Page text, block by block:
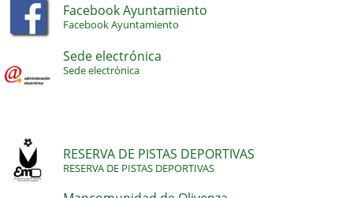
Facebook Ayuntamiento
Facebook Ayuntamiento
Sede electrónica
Sede electrónica
RESERVA DE PISTAS DEPORTIVAS
RESERVA DE PISTAS DEPORTIVAS